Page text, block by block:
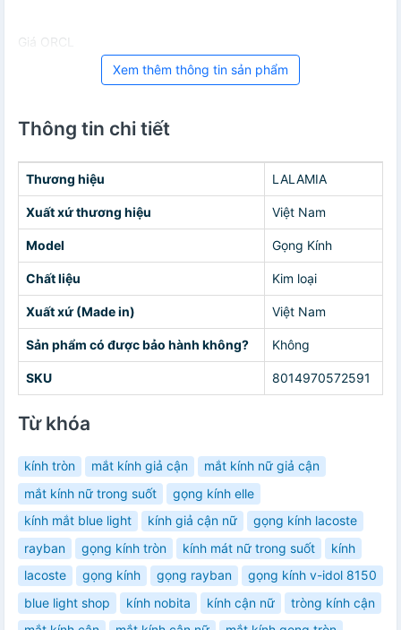
Giá ORCL
Xem thêm thông tin sản phẩm
Thông tin chi tiết
Thương hiệu LALAMIA
Xuất xứ thương hiệu Việt Nam
Model Gọng Kính
Chất liệu Kim loại
Xuất xứ (Made in) Việt Nam
Sản phẩm có được bảo hành không? Không
SKU 8014970572591
Từ khóa
kính tròn mắt kính giả cận
mắt kính nữ giả cận
mắt kính nữ trong suốt
gọng kính elle
kính mắt blue light
kính giả cận nữ
gọng kính lacoste
rayban
gọng kính tròn kính mát nữ trong suốt
kính
lacoste
gọng kính gọng rayban
gọng kính v-idol 8150
blue light shop
kính nobita kính cận nữ
tròng kính cận